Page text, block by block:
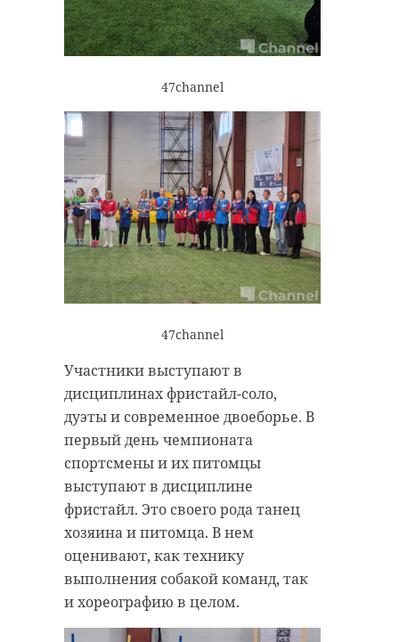
47channel
47channel
Участники выступают в
дисциплинах фристайл-соло,
дуэты и современное двоеборье. В
первый день чемпионата
спортсмены и их питомцы
выступают в дисциплине
фристайл. Это своего рода танец
хозяина и питомца. В нем
оценивают, как технику
выполнения собакой команд, так
и хореографию в целом.